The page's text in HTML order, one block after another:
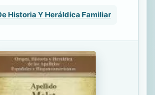
Historia Y Heráldica Familiar